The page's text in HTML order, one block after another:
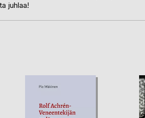
juhlaa!